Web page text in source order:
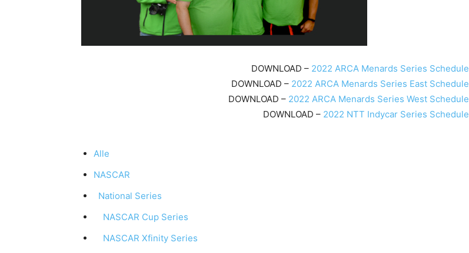
DOWNLOAD – 2022 ARCA Menards Series Schedule
DOWNLOAD – 2022 ARCA Menards Series East Schedule
DOWNLOAD – 2022 ARCA Menards Series West Schedule
DOWNLOAD – 2022 NTT Indycar Series Schedule
Alle
NASCAR
National Series
NASCAR Cup Series
NASCAR Xfinity Series